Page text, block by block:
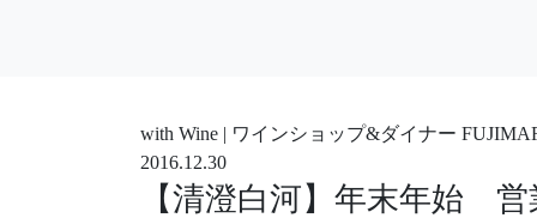
with Wine | ワインショップ&ダイナー
2016.12.30
【清澄白河】年末年始